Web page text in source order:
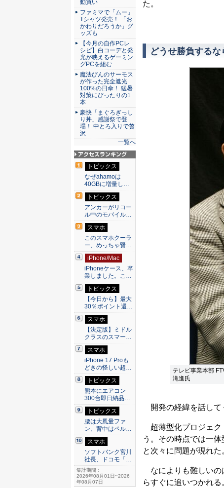
た。
どうせ勝負する
テレビ事業本部
滝進氏
開発の経緯を話して
超薄型化プロジェク
う。その時点では一
と次々に問題が現れた
なによりも難しいの
らすぐに追いつかれ
動買い
ファミマで「ムー」
Tシャツ発売！ 「お
かわりだろうか」グ
ッズも
【今月の自作PCレ
シピ】白コーデと発
光が映えるゲーミン
グPCを組む
魔法びんのサーモス
が作った完全遮光
100%の日傘！ 猛暑
対策にぴったりの1
本
豪快「まぐろぎっし
り丼」感謝祭で登
場！ 中とろ入りで贅
沢
一覧へ
アクセスランキン
グ
トピックス
なぜahamoは
40GBに増量し…
トピックス
アンカーがリコー
ル中のモバイル…
スマホ
このスマホクーラ
ー、めっちゃ賢…
iPhone/Mac
iPhoneケース、卒
業しました。こ…
トピックス
【今日から】最大
30％ポイント還…
スマホ
【決定版】ミドル
クラスのスマー…
スマホ
iPhone 17 Proも
どきの怪しい超…
トピックス
熊本にエアコン
300台即日納品…
トピックス
腰は大風量ファ
ン、背中はペル…
スマホ
ソフトバンク宮川
社長、ドコモ「…
集計期間：
2026年08月01日~2026
年08月07日